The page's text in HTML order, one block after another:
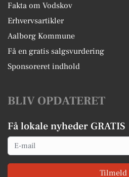
Fakta om Vodskov
Erhvervsartikler
Aalborg Kommune
Få en gratis salgsvurdering
Sponsoreret indhold
BLIV OPDATERET
Få lokale nyheder GRATIS
Email
Tilmeld